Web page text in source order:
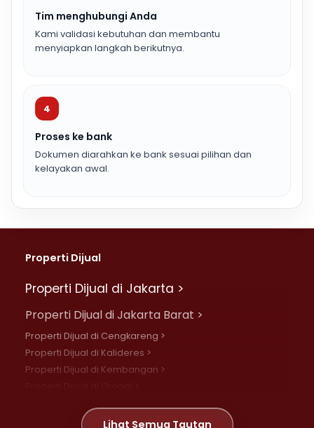
Tim menghubungi Anda
Kami validasi kebutuhan dan membantu
menyiapkan langkah berikutnya.
4
Proses ke bank
Dokumen diarahkan ke bank sesuai pilihan dan
kelayakan awal.
Properti Dijual
Properti Dijual di Jakarta >
Properti Dijual di Jakarta Barat >
Properti Dijual di Cengkareng >
Properti Dijual di Kalideres >
Properti Dijual di Kembangan >
Properti Dijual di Meruya >Lihat Semua Tautan